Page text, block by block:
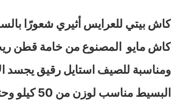
كاش بيتي للعرايس أثيري شعورًا
كاش مايو المصنوع من خامة قطن
ومناسبة للصيف استايل رقيق يجسد